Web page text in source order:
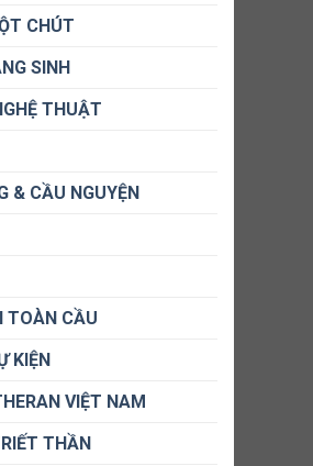
CHÚT
SINH
THUẬT
& CẦU NGUYỆN
TOÀN CẦU
KIỆN
VIỆT NAM
THẦN